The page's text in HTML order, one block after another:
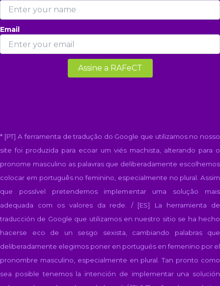
Email
* [PT] A ferramenta de tradução do Google que utilizamos no nosso
site foi produzida para ecoar um viés machista, alterando para o
pronome masculino as palavras que deliberadamente escolhemos
colocar em português no feminino, especialmente no plural. Assim
que possível pretendemos implementar uma solução mais
adequada com os valores da rede. / [ES]
La herramienta de
traducción de Google que utilizamos en nuestro sitio se ha hecho
hacerse eco de un sesgo sexista, cambiando palabras que
deliberadamente elegimos poner en portugués en femenino por el
pronombre masculino, especialmente en plural. Tan pronto como
sea posible tenemos la intención de implementar una solución